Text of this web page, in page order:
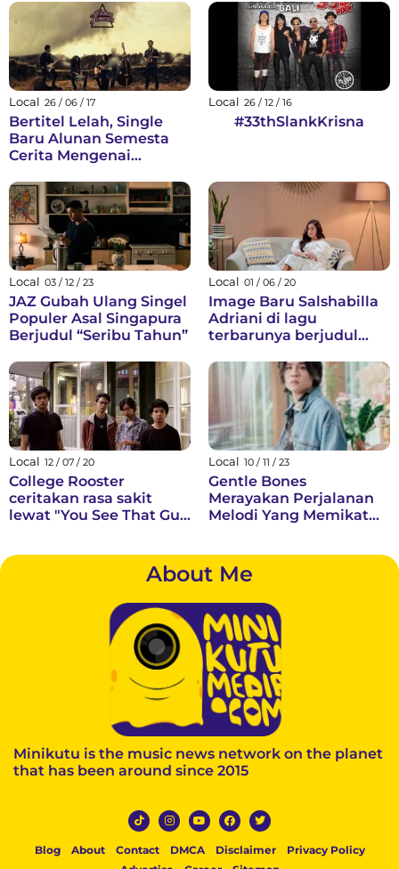
setia dalam
berkomitmen
Local 26 / 06 / 17
Bertitel Lelah, Single
Baru Alunan Semesta
Cerita Mengenai
Local 26 / 12 / 16
#33thSlankKrisna
Local 03 / 12 / 23
JAZ Gubah Ulang Singel
Populer Asal Singapura
Berjudul “Seribu Tahun”
Local 01 / 06 / 20
Image Baru Salshabilla
Adriani di lagu
terbarunya berjudul
Local 12 / 07 / 20
College Rooster
ceritakan rasa sakit
lewat "You See That Guy
Local 10 / 11 / 23
Gentle Bones
Merayakan Perjalanan
Melodi Yang Memikat
About Me
Minikutu is the music news network on the planet
that has been around since 2015
Blog About Contact DMCA Disclaimer
Privacy Policy